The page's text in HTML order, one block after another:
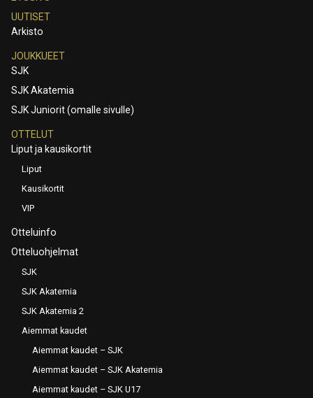
UUTISET
Arkisto
JOUKKUEET
SJK
SJK Akatemia
SJK Juniorit (omalle sivulle)
OTTELUT
Liput ja kausikortit
Liput
Kausikortit
VIP
Otteluinfo
Otteluohjelmat
SJK
SJK Akatemia
SJK Akatemia 2
Aiemmat kaudet
Aiemmat kaudet – SJK
Aiemmat kaudet – SJK Akatemia
Aiemmat kaudet – SJK U17